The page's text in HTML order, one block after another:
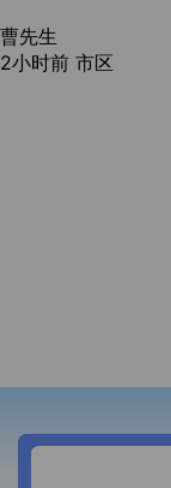
曹先生
2小时前 市区